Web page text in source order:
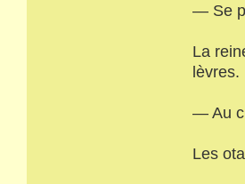
— Se
La
lèvres.
— Au
Les